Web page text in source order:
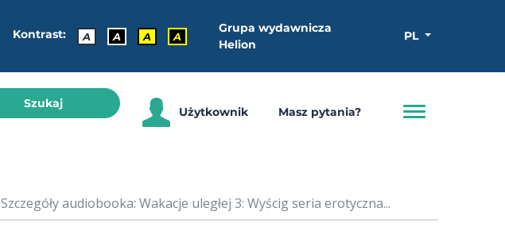
Kontrast: A A A A
Grupa wydawnicza
Helion
PL
Szukaj
Użytkownik Masz pytania?
Szczegóły audiobooka: Wakacje uległej 3: Wyścig seria erotyczna...